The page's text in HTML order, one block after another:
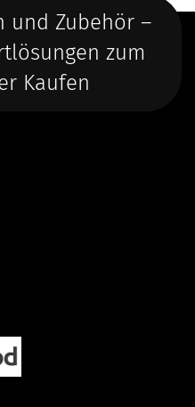
und Zubehör –
zum
Kaufen